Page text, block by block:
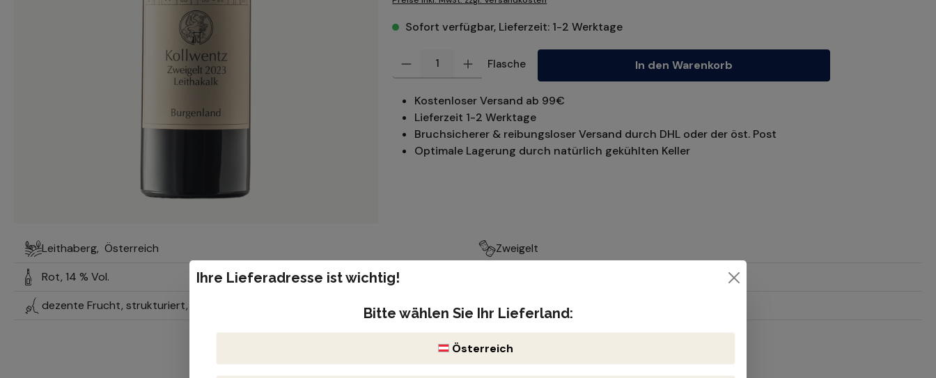
Sofort verfügbar, Lieferzeit: 1-2 Werktage
Produkt Anzahl: Gib den gewünschten Wert ein oder benutze die Schaltflächen um die Anzahl zu erhöhen oder zu reduzieren.
Flasche In den Warenkorb
Kostenloser Versand ab 99€
Lieferzeit 1-2 Werktage
Bruchsicherer & reibungsloser Versand durch DHL oder der öst. Post
Optimale Lagerung durch natürlich gekühlten Keller
Leithaberg, Österreich
Rot, 14 % Vol.
dezente Frucht, strukturiert, herkunftstypisch, mineralisch, kräftig
Zweigelt
Enthält Sulfite
Ihre Lieferadresse ist wichtig!
Bitte wählen Sie Ihr Lieferland:
Österreich